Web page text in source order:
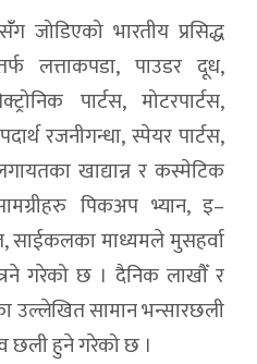
जोडिएको भारतीय प्रसिद्ध
लत्ताकपडा, पाउडर दूध,
पार्टस, मोटरपार्टस,
रजनीगन्धा, स्पेयर पार्टस,
खाद्यान्न र कस्मेटिक
पिकअप भ्यान, इ–
साईकलका माध्यमले मुसहर्वा
गरेको छ । दैनिक लाखौँ र
उल्लेखित सामान भन्सारछली
छली हुने गरेको छ ।